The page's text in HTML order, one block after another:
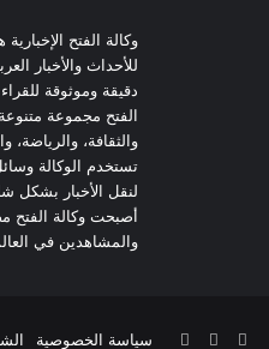
وكالة الفتح
للأحداث والأخبار
دقيقة وموثوقة
الفتح مجموعة
والثقافة، والرياضة،
تستخدم الوكالة
لنقل الأخبار بشكل
أصبحت وكالة الفتح
والمشاهدين في
سياسة الخصوصية فيسبوك
تويتر يوتيوب